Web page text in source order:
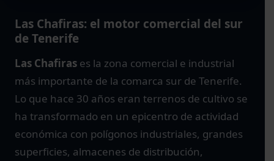
Las Chafiras: el motor comercial del sur
de Tenerife
Las Chafiras es la zona comercial e industrial
más importante de la comarca sur de Tenerife.
Lo que hace 30 años eran terrenos de cultivo se
ha transformado en un epicentro de actividad
económica con polígonos industriales, grandes
superficies, almacenes de distribución,